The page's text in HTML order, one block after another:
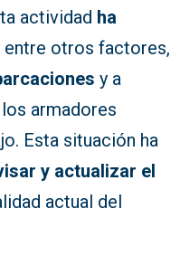
actividad ha
entre otros factores,
y a
armadores
Esta situación ha
y actualizar el
actual del